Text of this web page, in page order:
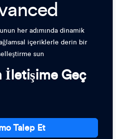
her adımında dinamik
içeriklerle derin bir
sun
İletişime Geç
Talep Et